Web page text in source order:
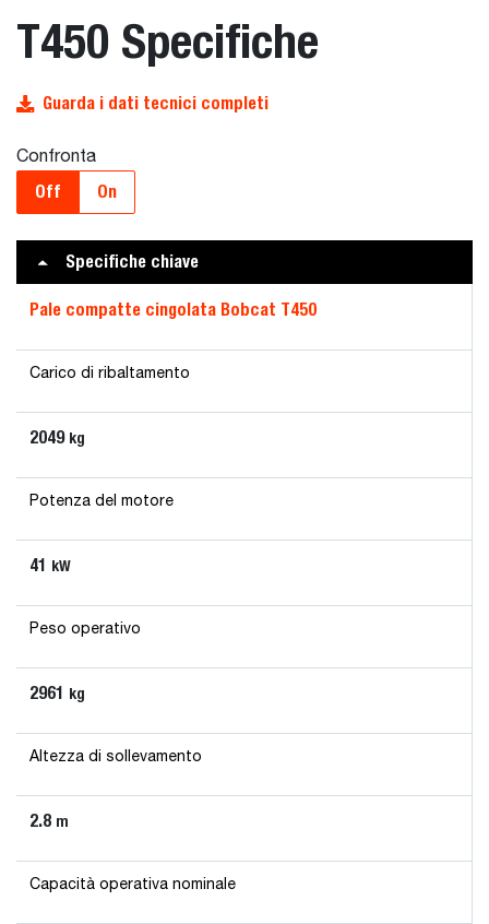
T450 Specifiche
Guarda i dati tecnici completi
Confronta
Off On
Specifiche chiave
Pale compatte cingolata Bobcat T450
Carico di ribaltamento
2049 kg
Potenza del motore
41 kW
Peso operativo
2961 kg
Altezza di sollevamento
2.8 m
Capacità operativa nominale